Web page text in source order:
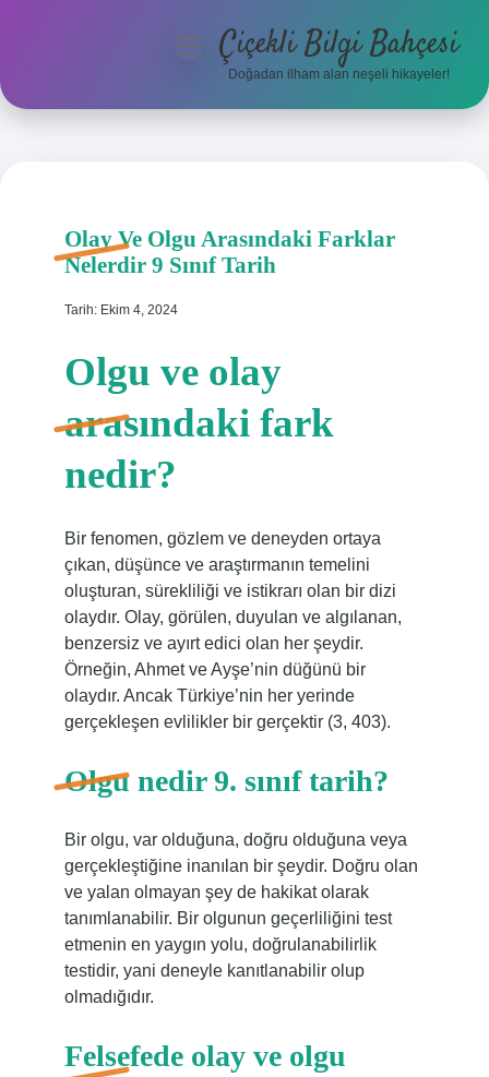
Anasayfa
Hakkımızda
menüyüÇiçekli Bilgi Bahçesi
Doğadan ilham alan neşeli hikayeler!
Olay Ve Olgu Arasındaki Farklar
Nelerdir 9 Sınıf Tarih
Tarih: Ekim 4, 2024
Olgu ve olay
arasındaki fark
nedir?
Bir fenomen, gözlem ve deneyden ortaya
çıkan, düşünce ve araştırmanın temelini
oluşturan, sürekliliği ve istikrarı olan bir dizi
olaydır. Olay, görülen, duyulan ve algılanan,
benzersiz ve ayırt edici olan her şeydir.
Örneğin, Ahmet ve Ayşe’nin düğünü bir
olaydır. Ancak Türkiye’nin her yerinde
gerçekleşen evlilikler bir gerçektir (3, 403).
Olgu nedir 9. sınıf tarih?
Bir olgu, var olduğuna, doğru olduğuna veya
gerçekleştiğine inanılan bir şeydir. Doğru olan
ve yalan olmayan şey de hakikat olarak
tanımlanabilir. Bir olgunun geçerliliğini test
etmenin en yaygın yolu, doğrulanabilirlik
testidir, yani deneyle kanıtlanabilir olup
olmadığıdır.
Felsefede olay ve olgu